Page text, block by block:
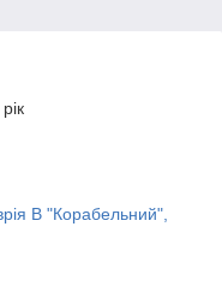
В "Корабельний",